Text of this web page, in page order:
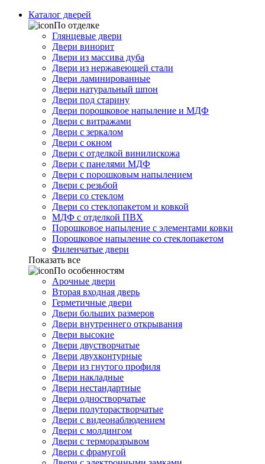
Каталог дверей
По отделке
Глянцевые двери
Двери винорит
Двери из массива дуба
Двери из нержавеющей стали
Двери ламинированные
Двери натуральный шпон
Двери под старину
Двери порошковое напыление и МДФ
Двери с витражами
Двери с зеркалом
Двери с окном
Двери с отделкой винилискожа
Двери с панелями МДФ
Двери с порошковым напылением
Двери с резьбой
Двери со стеклом
Двери со стеклопакетом и ковкой
МДФ с отделкой ПВХ
Порошковое напыление с элементами ковки
Порошковое напыление со стеклопакетом
Филенчатые двери
Показать все
По особенностям
Арочные двери
Вторая входная дверь
Герметичные двери
Двери больших размеров
Двери внутреннего открывания
Двери высокие
Двери двустворчатые
Двери двухконтурные
Двери из гнутого профиля
Двери накладные
Двери нестандартные
Двери одностворчатые
Двери полуторастворчатые
Двери с видеонаблюдением
Двери с молдингом
Двери с терморазрывом
Двери с фрамугой